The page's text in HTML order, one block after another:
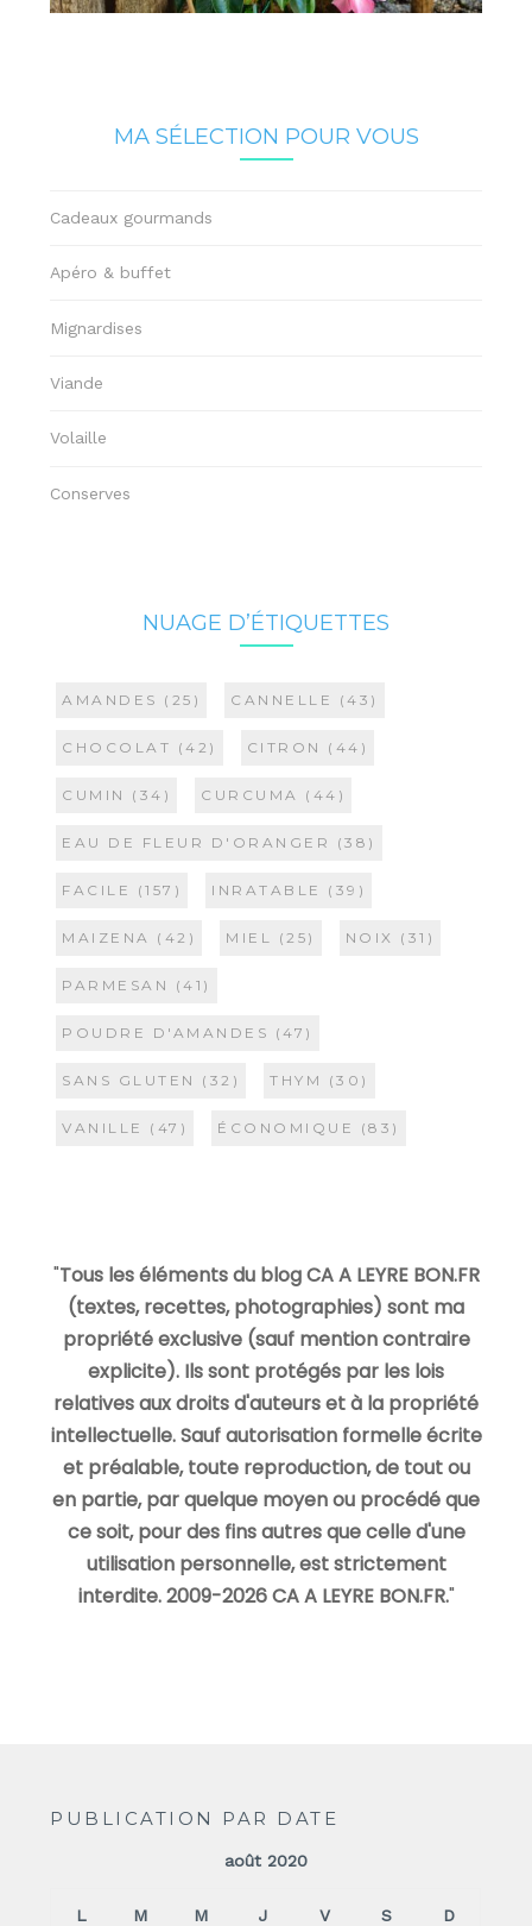
MA SÉLECTION POUR VOUS
Cadeaux gourmands
Apéro & buffet
Mignardises
Viande
Volaille
Conserves
NUAGE D’ÉTIQUETTES
AMANDES (25) CANNELLE (43)
CHOCOLAT (42) CITRON (44)
CUMIN (34) CURCUMA (44)
EAU DE FLEUR D'ORANGER (38)
FACILE (157) INRATABLE (39)
MAIZENA (42) MIEL (25) NOIX (31)
PARMESAN (41)
POUDRE D'AMANDES (47)
SANS GLUTEN (32) THYM (30)
VANILLE (47) ÉCONOMIQUE (83)
"Tous les éléments du blog CA A LEYRE BON.FR
(textes, recettes, photographies) sont ma
propriété exclusive (sauf mention contraire
explicite). Ils sont protégés par les lois
relatives aux droits d'auteurs et à la propriété
intellectuelle. Sauf autorisation formelle écrite
et préalable, toute reproduction, de tout ou
en partie, par quelque moyen ou procédé que
ce soit, pour des fins autres que celle d'une
utilisation personnelle, est strictement
interdite. 2009-2026 CA A LEYRE BON.FR."
PUBLICATION PAR DATE
août 2020
L M M J V S D